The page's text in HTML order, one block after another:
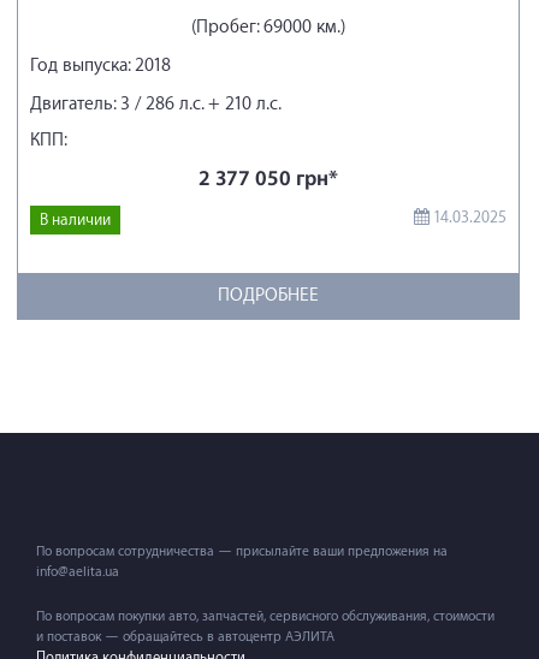
(Пробег: 69000 км.)
Год выпуска: 2018
Двигатель: 3 / 286 л.с. + 210 л.с.
КПП:
2 377 050 грн*
В наличии 14.03.2025
ПОДРОБНЕЕ
По вопросам сотрудничества — присылайте ваши предложения на
info@aelita.ua
По вопросам покупки авто, запчастей, сервисного обслуживания, стоимости
и поставок — обращайтесь в автоцентр АЭЛИТА